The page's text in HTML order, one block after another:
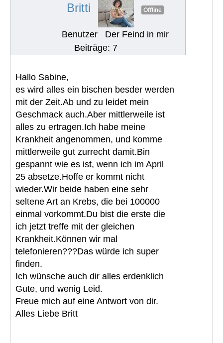
Britti Offline
Benutzer
Der Feind in mir
Beiträge: 7
Hallo Sabine,
es wird alles ein bischen besder werden
mit der Zeit.Ab und zu leidet mein
Geschmack auch.Aber mittlerweile ist
alles zu ertragen.Ich habe meine
Krankheit angenommen, und komme
mittlerweile gut zurrecht damit.Bin
gespannt wie es ist, wenn ich im April
25 absetze.Hoffe er kommt nicht
wieder.Wir beide haben eine sehr
seltene Art an Krebs, die bei 100000
einmal vorkommt.Du bist die erste die
ich jetzt treffe mit der gleichen
Krankheit.Können wir mal
telefonieren???Das würde ich super
finden.
Ich wünsche auch dir alles erdenklich
Gute, und wenig Leid.
Freue mich auf eine Antwort von dir.
Alles Liebe Britt